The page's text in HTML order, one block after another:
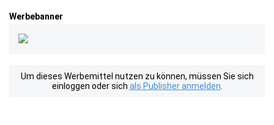
Werbebanner
Um dieses Werbemittel nutzen zu können, müssen Sie sich
einloggen oder sich als Publisher anmelden